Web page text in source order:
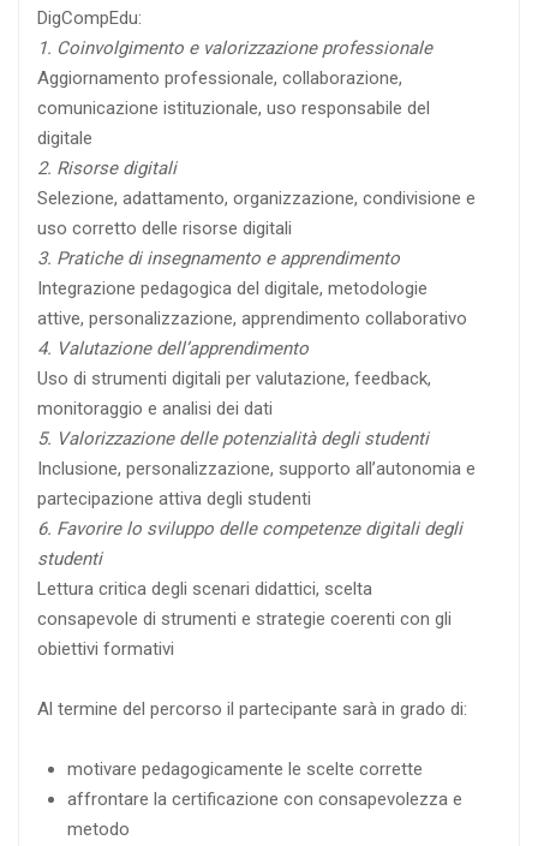
DigCompEdu:
1. Coinvolgimento e valorizzazione professionale
Aggiornamento professionale, collaborazione,
comunicazione istituzionale, uso responsabile del
digitale
2. Risorse digitali
Selezione, adattamento, organizzazione, condivisione e
uso corretto delle risorse digitali
3. Pratiche di insegnamento e apprendimento
Integrazione pedagogica del digitale, metodologie
attive, personalizzazione, apprendimento collaborativo
4. Valutazione dell’apprendimento
Uso di strumenti digitali per valutazione, feedback,
monitoraggio e analisi dei dati
5. Valorizzazione delle potenzialità degli studenti
Inclusione, personalizzazione, supporto all’autonomia e
partecipazione attiva degli studenti
6. Favorire lo sviluppo delle competenze digitali degli
studenti
Lettura critica degli scenari didattici, scelta
consapevole di strumenti e strategie coerenti con gli
obiettivi formativi
Al termine del percorso il partecipante sarà in grado di:
motivare pedagogicamente le scelte corrette
affrontare la certificazione con consapevolezza e
metodo